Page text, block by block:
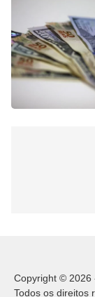
Copyright © 2026
Todos os direitos